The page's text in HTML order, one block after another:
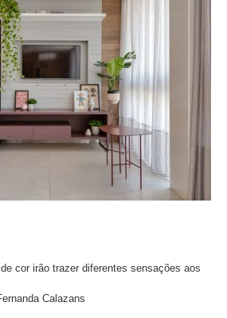
cor irão trazer diferentes sensações aos
Calazans